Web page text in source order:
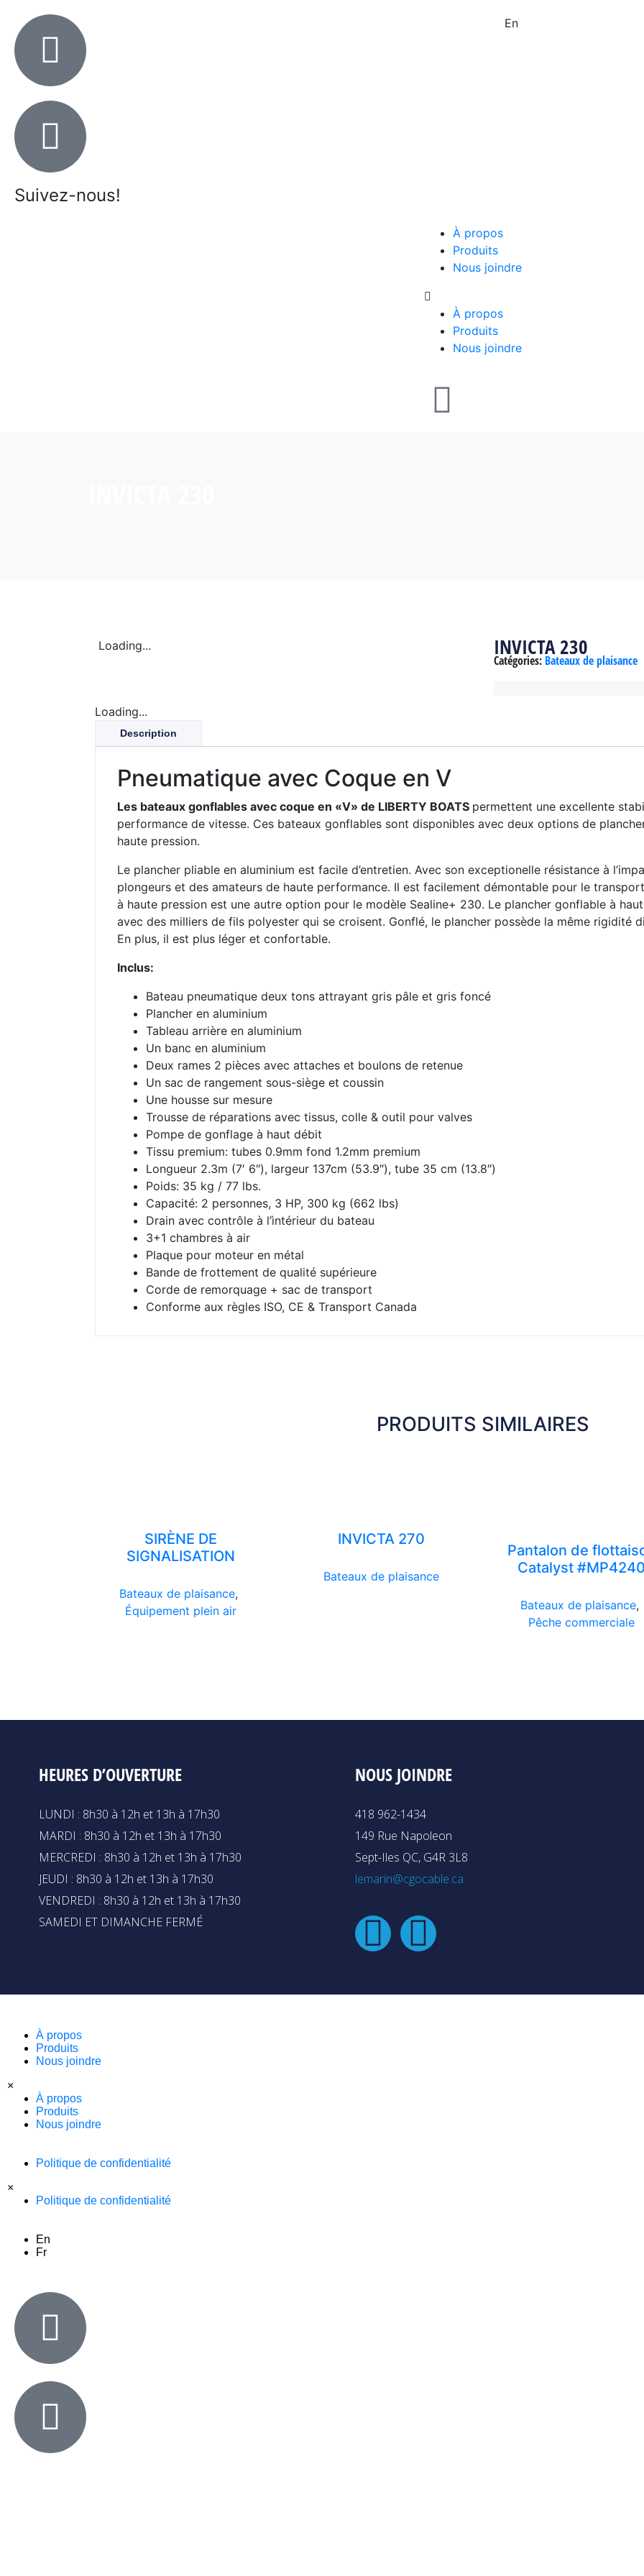
Suivez-nous!
En
À propos
Produits
Nous joindre
À propos
Produits
Nous joindre
Loading... INVICTA 230
Catégories: Bateaux de plaisance
Loading...
Description
Pneumatique avec Coque en V
Les bateaux gonflables avec coque en «V» de LIBERTY BOATS permettent une excellente
performance de vitesse. Ces bateaux gonflables sont disponibles avec deux options de
haute pression.
Le plancher pliable en aluminium est facile d’entretien. Avec son exceptionelle résistance à
plongeurs et des amateurs de haute performance. Il est facilement démontable pour le
à haute pression est une autre option pour le modèle Sealine+ 230. Le plancher gonflable à
avec des milliers de fils polyester qui se croisent. Gonflé, le plancher possède la même rigidité
En plus, il est plus léger et confortable.
Inclus:
Bateau pneumatique deux tons attrayant gris pâle et gris foncé
Plancher en aluminium
Tableau arrière en aluminium
Un banc en aluminium
Deux rames 2 pièces avec attaches et boulons de retenue
Un sac de rangement sous-siège et coussin
Une housse sur mesure
Trousse de réparations avec tissus, colle & outil pour valves
Pompe de gonflage à haut débit
Tissu premium: tubes 0.9mm fond 1.2mm premium
Longueur 2.3m (7′ 6″), largeur 137cm (53.9″), tube 35 cm (13.8″)
Poids: 35 kg / 77 lbs.
Capacité: 2 personnes, 3 HP, 300 kg (662 lbs)
Drain avec contrôle à l’ìntérieur du bateau
3+1 chambres à air
Plaque pour moteur en métal
Bande de frottement de qualité supérieure
Corde de remorquage + sac de transport
Conforme aux règles ISO, CE & Transport Canada
PRODUITS SIMILAIRES
SIRÈNE DE
SIGNALISATION
Bateaux de plaisance,
Équipement plein air
INVICTA 270
Bateaux de plaisance
Pantalon de
Catalyst
Bateaux de plaisance,
Pêche commerciale
HEURES D’OUVERTURE
LUNDI : 8h30 à 12h et 13h à 17h30
MARDI : 8h30 à 12h et 13h à 17h30
MERCREDI : 8h30 à 12h et 13h à 17h30
JEUDI : 8h30 à 12h et 13h à 17h30
VENDREDI : 8h30 à 12h et 13h à 17h30
SAMEDI ET DIMANCHE FERMÉ
NOUS JOINDRE
418 962-1434
149 Rue Napoleon
Sept-Iles QC, G4R 3L8
lemarin@cgocable.ca
À propos
Produits
Nous joindre
×
À propos
Produits
Nous joindre
Politique de confidentialité
×
Politique de confidentialité
En
Fr